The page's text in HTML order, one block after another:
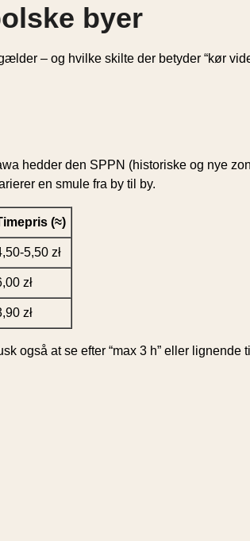
byer
– og hvilke skilte der betyder “kør
hedder den SPPN (historiske og nye
en smule fra by til by.
(≈)
5,50 zł
zł
zł
også at se efter “max 3 h” eller lignende